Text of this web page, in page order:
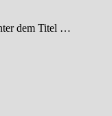
dem Titel …